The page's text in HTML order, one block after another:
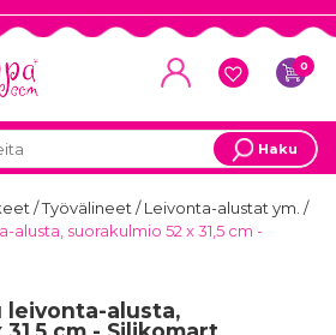
0
Haku
/Työvälineet/Leivonta-alustat ym. /
alusta, suorakulmio 52 x 31,5 cm -
leivonta-alusta,